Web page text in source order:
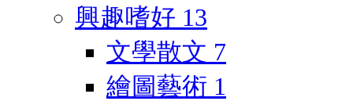
興趣嗜好 13
文學散文 7
繪圖藝術 1